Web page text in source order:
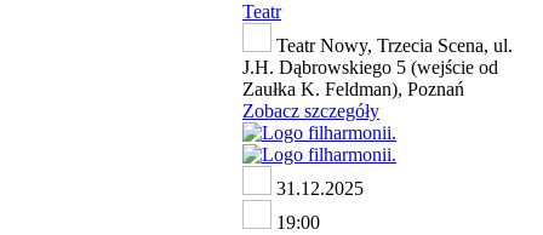
Teatr
Teatr Nowy, Trzecia Scena, ul.
J.H. Dąbrowskiego 5 (wejście od
Zaułka K. Feldman), Poznań
Zobacz szczegóły
31.12.2025
19:00